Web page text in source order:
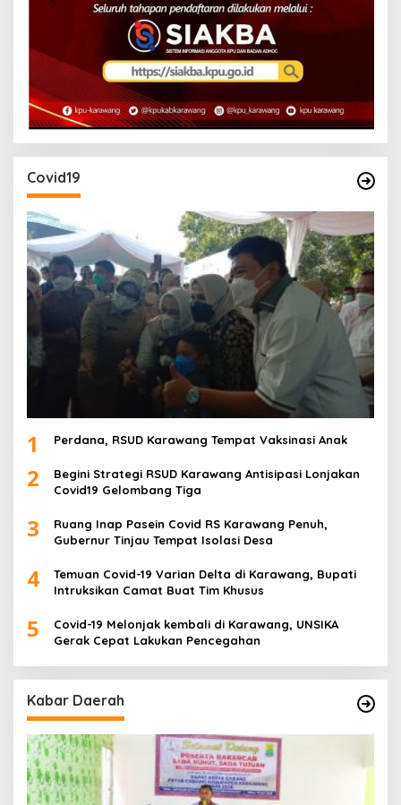
Covid19
1 Perdana, RSUD Karawang Tempat Vaksinasi Anak
2
Begini Strategi RSUD Karawang Antisipasi Lonjakan
Covid19 Gelombang Tiga
3
Ruang Inap Pasein Covid RS Karawang Penuh,
Gubernur Tinjau Tempat Isolasi Desa
4
Temuan Covid-19 Varian Delta di Karawang, Bupati
Intruksikan Camat Buat Tim Khusus
5
Covid-19 Melonjak kembali di Karawang, UNSIKA
Gerak Cepat Lakukan Pencegahan
Kabar Daerah